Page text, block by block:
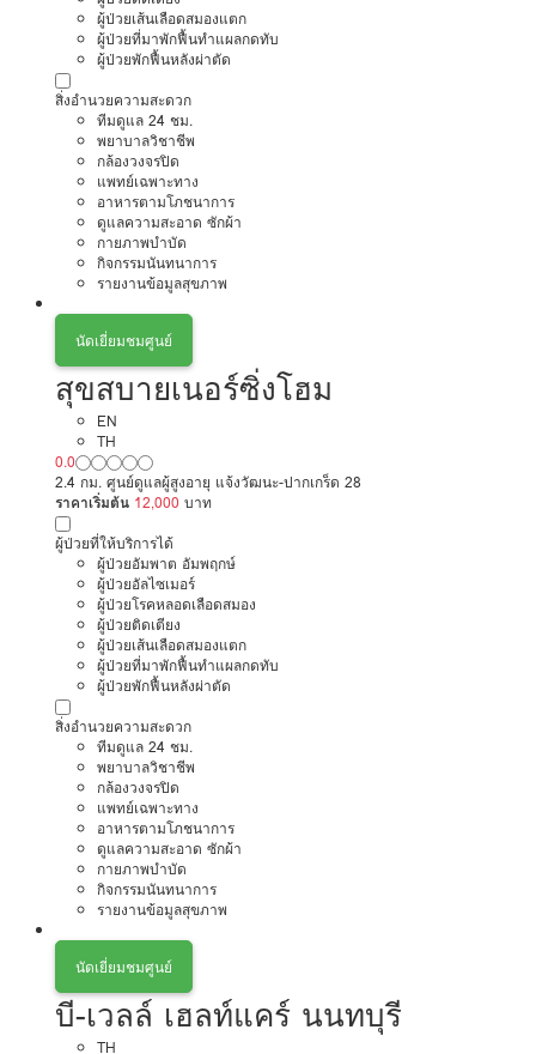
ผู้ป่วยเส้นเลือดสมองแตก
ผู้ป่วยที่มาพักฟื้นทำแผลกดทับ
ผู้ป่วยพักฟื้นหลังผ่าตัด
สิ่งอำนวยความสะดวก
ทีมดูแล 24 ชม.
พยาบาลวิชาชีพ
กล้องวงจรปิด
แพทย์เฉพาะทาง
อาหารตามโภชนาการ
ดูแลความสะอาด ซักผ้า
กายภาพบำบัด
กิจกรรมนันทนาการ
รายงานข้อมูลสุขภาพ
นัดเยี่ยมชมศูนย์
สุขสบายเนอร์ซิ่งโฮม
EN
TH
0.0
2.4 กม. ศูนย์ดูแลผู้สูงอายุ แจ้งวัฒนะ-ปากเกร็ด 28
ราคาเริ่มต้น 12,000 บาท
ผู้ป่วยที่ให้บริการได้
ผู้ป่วยอัมพาต อัมพฤกษ์
ผู้ป่วยอัลไซเมอร์
ผู้ป่วยโรคหลอดเลือดสมอง
ผู้ป่วยติดเตียง
ผู้ป่วยเส้นเลือดสมองแตก
ผู้ป่วยที่มาพักฟื้นทำแผลกดทับ
ผู้ป่วยพักฟื้นหลังผ่าตัด
สิ่งอำนวยความสะดวก
ทีมดูแล 24 ชม.
พยาบาลวิชาชีพ
กล้องวงจรปิด
แพทย์เฉพาะทาง
อาหารตามโภชนาการ
ดูแลความสะอาด ซักผ้า
กายภาพบำบัด
กิจกรรมนันทนาการ
รายงานข้อมูลสุขภาพ
นัดเยี่ยมชมศูนย์
บี-เวลล์ เฮลท์แคร์ นนทบุรี
TH